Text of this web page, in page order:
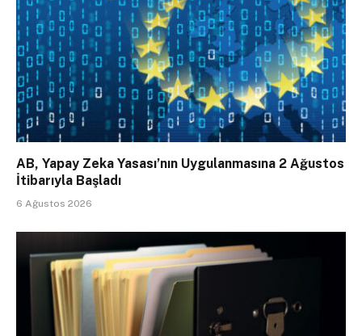
AB, Yapay Zeka Yasası’nın Uygulanmasına 2 Ağustos
İtibarıyla Başladı
6 Ağustos 2026